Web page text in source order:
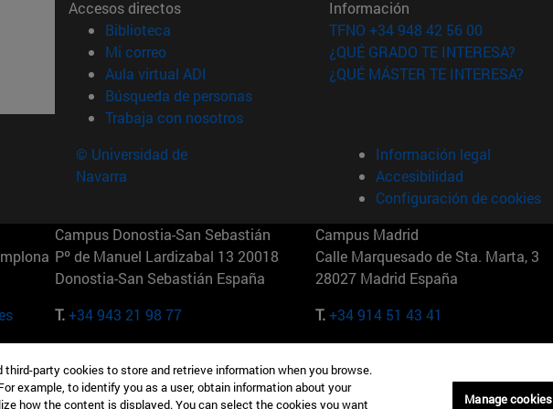
Accesos directos
Biblioteca (abre en nueva ventana)
Mi correo(abre en nueva ventana)
Aula virtual ADI (abre en nueva ventana)
Búsqueda de personas(abre en nueva ventana)
Trabaja con nosotros(abre en nueva ventana)
Información
TFNO +34 948 42 56 00
¿QUÉ GRADO TE INTERESA?
¿QUÉ MÁSTER TE INTERESA?
© Universidad de
Navarra
Información legal
Accesibilidad
Configuración de cookies
Campus Donostia-San Sebastián
Pº de Manuel Lardizabal 13 20018
Donostia-San Sebastián España
T.+34 943 21 98 77
Campus Madrid
Calle Marquesado de Sta. Marta, 3
28027 Madrid España
T.+34 914 51 43 41
165 W 57th St 10019-2201 Nueva York
EE.UU
Maria-Theresia-Straße 15 81675
Múnich Alemania
party cookies to store and retrieve information when you browse.
example, to identify you as a user, obtain information about your
how the content is displayed. You can select the cookies you want
Manage cookies